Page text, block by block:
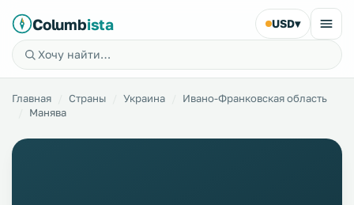
Columbista USD▾
Главная Страны Украина
Ивано-Франковская область
Манява